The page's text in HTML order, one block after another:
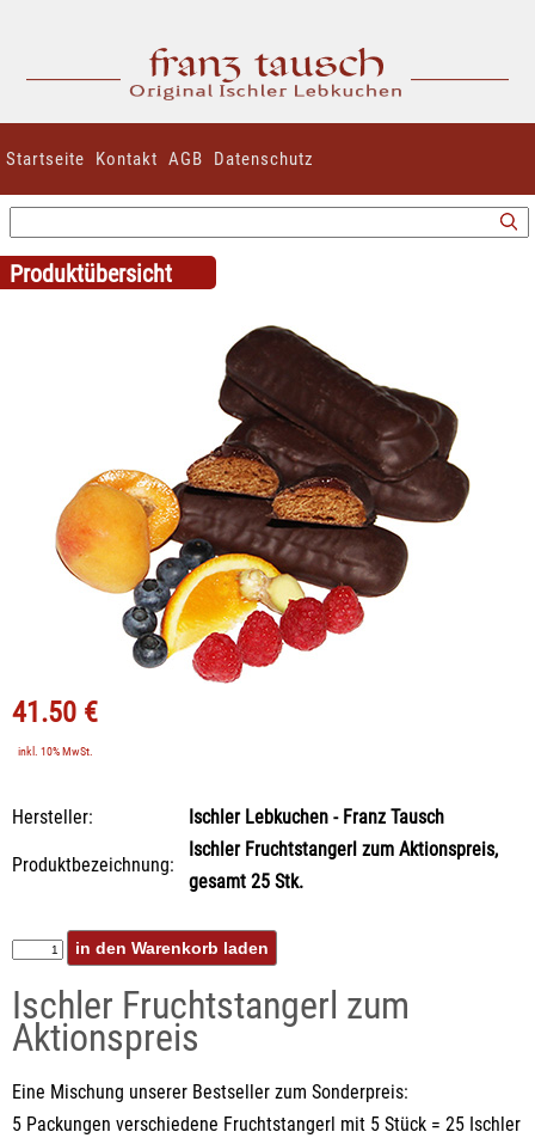
Startseite Kontakt AGB Datenschutz
Produktübersicht
41.50 €
inkl. 10% MwSt.
Hersteller: Ischler Lebkuchen - Franz Tausch
Produktbezeichnung:
Ischler Fruchtstangerl zum Aktionspreis,
gesamt 25 Stk.
Ischler Fruchtstangerl zum
Aktionspreis
Eine Mischung unserer Bestseller zum Sonderpreis:
5 Packungen verschiedene Fruchtstangerl mit 5 Stück = 25 Ischler